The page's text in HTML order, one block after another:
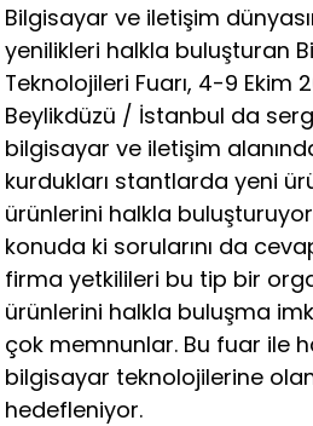
Bilgisayar ve iletişim
yenilikleri halkla buluşturan
Teknolojileri Fuarı, 4-9 Ekim
Beylikdüzü / İstanbul da
bilgisayar ve iletişim
kurdukları stantlarda yeni
ürünlerini halkla buluşturuyor.
konuda ki sorularını da
firma yetkilileri bu tip bir
ürünlerini halkla buluşma
çok memnunlar. Bu fuar ile
bilgisayar teknolojilerine olan
hedefleniyor.